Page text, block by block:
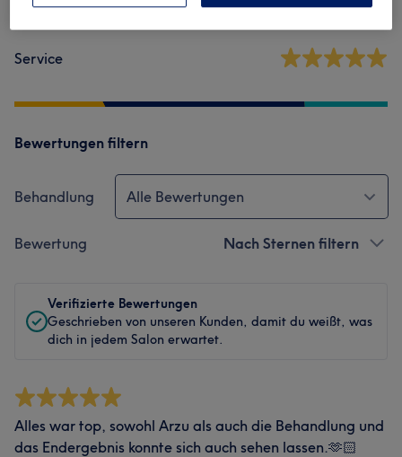
Service
Bewertungen filtern
Behandlung Alle Bewertungen
Bewertung Nach Sternen filtern
Verifizierte Bewertungen
Geschrieben von unseren Kunden, damit du weißt, was
dich in jedem Salon erwartet.
Alles war top, sowohl Arzu als auch die Behandlung und
das Endergebnis konnte sich auch sehen lassen.🫶🏻